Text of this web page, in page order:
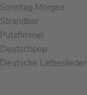
Sonntag Morgen
Strandbar
Putzfimmel
Deutschpop
Deutsche Liebeslieder